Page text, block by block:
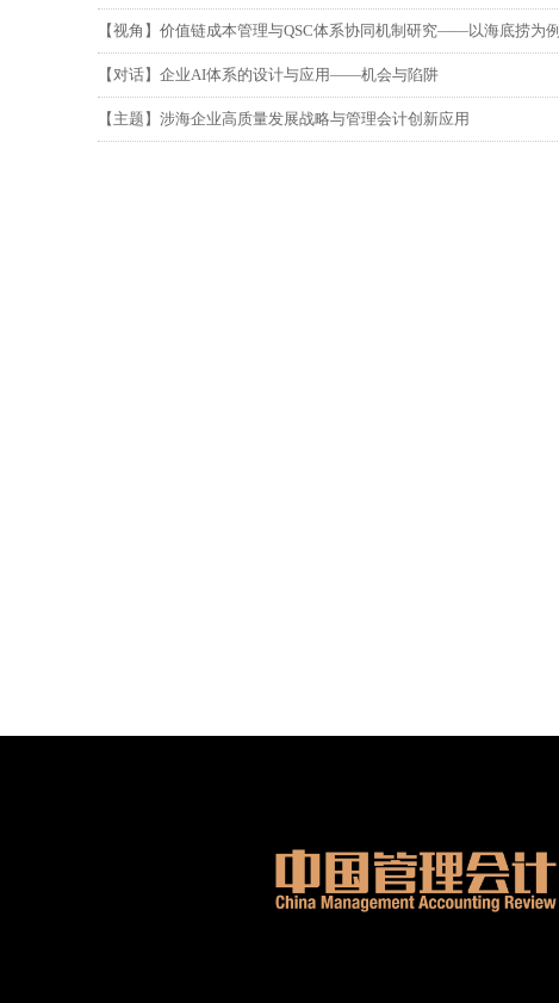
【视角】价值链成本管理与QSC体系协同机制研究——以海底捞为例
【对话】企业AI体系的设计与应用——机会与陷阱
【主题】涉海企业高质量发展战略与管理会计创新应用